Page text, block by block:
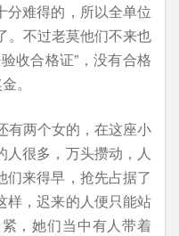
分难得的，所以全单位
。不过老莫他们不来也
收合格证”，没有合格
。
有两个女的，在这座小
很多，万头攒动，人
们来得早，抢先占据了
样，迟来的人便只能站
，她们当中有人带着